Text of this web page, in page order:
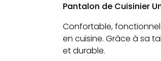
Pantalon de Cuisinier
Confortable, fonctionnel
en cuisine. Grâce à sa
et durable.